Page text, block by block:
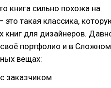
книга сильно похожа на
такая классика,
книг для дизайнеров.
портфолио и в Сложном
вещах:
заказчиком